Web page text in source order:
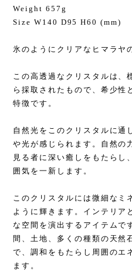
Weight 657g
Size W140 D95 H60 (mm)
氷のようにクリアなヒマラヤ
この高透過なクリスタルは、
ら採取されたもので、希少性
特徴です。
自然光をこのクリスタルに通
や光が感じられます。自然の
見る者に深い癒しをもたらし
囲気を一新します。
このクリスタルには微細なミ
ように輝きます。インテリア
な空間を演出するアイテムで
間、土地、多くの種類の天然
で、調和をもたらし周囲のエ
ます。